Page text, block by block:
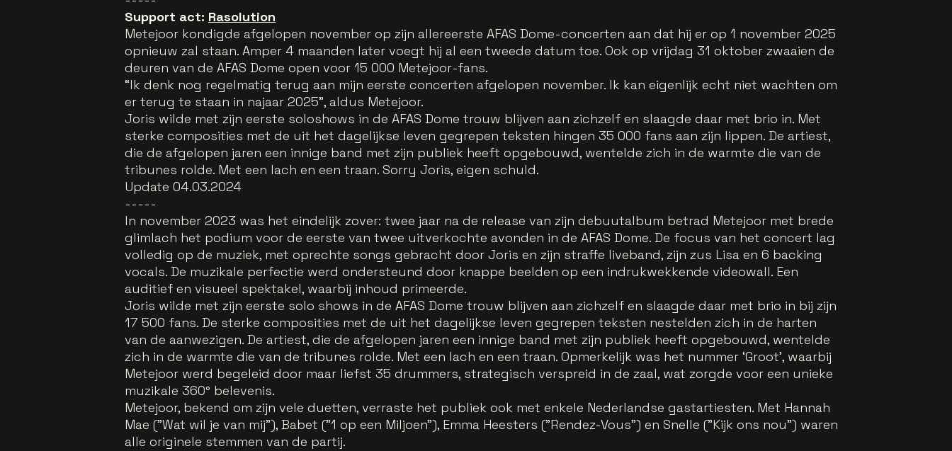
Support act: Rasolution
Metejoor kondigde afgelopen november op zijn allereerste AFAS Dome-concerten aan dat hij er op 1 november 2025
opnieuw zal staan. Amper 4 maanden later voegt hij al een tweede datum toe. Ook op vrijdag 31 oktober zwaaien de
deuren van de AFAS Dome open voor 15 000 Metejoor-fans.
“Ik denk nog regelmatig terug aan mijn eerste concerten afgelopen november. Ik kan eigenlijk echt niet wachten om
er terug te staan in najaar 2025", aldus Metejoor.
Joris wilde met zijn eerste soloshows in de AFAS Dome trouw blijven aan zichzelf en slaagde daar met brio in. Met
sterke composities met de uit het dagelijkse leven gegrepen teksten hingen 35 000 fans aan zijn lippen. De artiest,
die de afgelopen jaren een innige band met zijn publiek heeft opgebouwd, wentelde zich in de warmte die van de
tribunes rolde. Met een lach en een traan. Sorry Joris, eigen schuld.
Update 04.03.2024
-----
In november 2023 was het eindelijk zover: twee jaar na de release van zijn debuutalbum betrad Metejoor met brede
glimlach het podium voor de eerste van twee uitverkochte avonden in de AFAS Dome. De focus van het concert lag
volledig op de muziek, met oprechte songs gebracht door Joris en zijn straffe liveband, zijn zus Lisa en 6 backing
vocals. De muzikale perfectie werd ondersteund door knappe beelden op een indrukwekkende videowall. Een
auditief en visueel spektakel, waarbij inhoud primeerde.
Joris wilde met zijn eerste solo shows in de AFAS Dome trouw blijven aan zichzelf en slaagde daar met brio in bij zijn
17 500 fans. De sterke composities met de uit het dagelijkse leven gegrepen teksten nestelden zich in de harten
van de aanwezigen. De artiest, die de afgelopen jaren een innige band met zijn publiek heeft opgebouwd, wentelde
zich in de warmte die van de tribunes rolde. Met een lach en een traan. Opmerkelijk was het nummer ‘Groot’, waarbij
Metejoor werd begeleid door maar liefst 35 drummers, strategisch verspreid in de zaal, wat zorgde voor een unieke
muzikale 360° belevenis.
Metejoor, bekend om zijn vele duetten, verraste het publiek ook met enkele Nederlandse gastartiesten. Met Hannah
Mae ("Wat wil je van mij"), Babet ("1 op een Miljoen"), Emma Heesters ("Rendez-Vous") en Snelle ("Kijk ons nou") waren
alle originele stemmen van de partij.